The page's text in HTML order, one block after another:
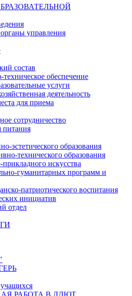
управления
состав
обеспечение
услуги
деятельность
для приема
сотрудничество
питания
эстетического образования
технического образования
искусства
гуманитарных программ и
патриотического воспитания
инициатив
отдел
РАБОТА В ДДЮТ